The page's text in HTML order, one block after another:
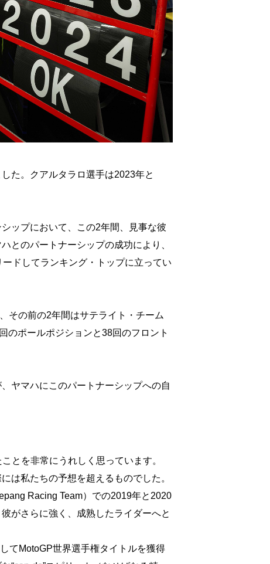
た。クアルタラロ選手は2023年と
ップにおいて、この2年間、見事な彼
とのパートナーシップの成功により、
ドしてランキング・トップに立ってい
その前の2年間はサテライト・チーム
のポールポジションと38回のフロント
ヤマハにこのパートナーシップへの自
とを非常にうれしく思っています。
は私たちの予想を超えるものでした。
Racing Team）での2019年と2020
がさらに強く、成熟したライダーへと
てMotoGP世界選手権タイトルを獲得